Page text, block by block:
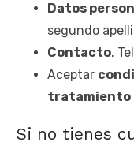
Datos
segundo
Contacto.
Aceptar
tratamiento
Si no tienes